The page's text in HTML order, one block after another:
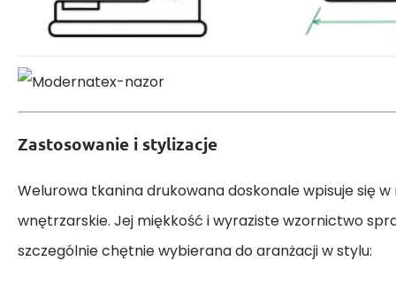
Zastosowanie i stylizacje
Welurowa tkanina drukowana doskonale wpisuje się
wnętrzarskie. Jej miękkość i wyraziste wzornictwo
szczególnie chętnie wybierana do aranżacji w stylu: